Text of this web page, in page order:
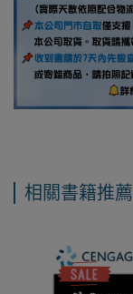
相關書籍推薦